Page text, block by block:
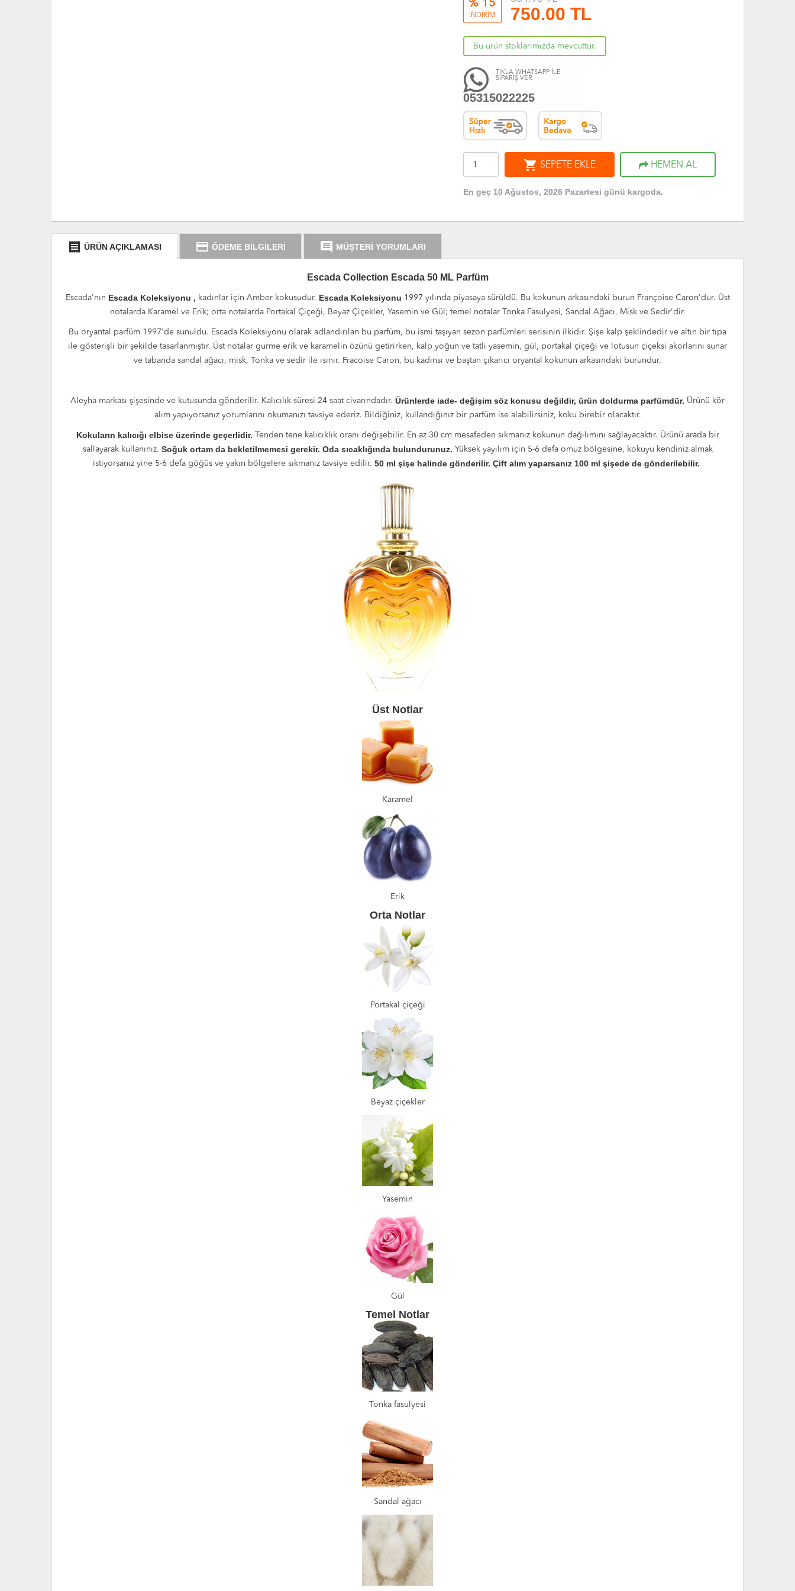
% 15
İNDİRİM 750.00 TL
Bu ürün stoklarımızda mevcuttur.
TIKLA WHATSAPP İLE
SİPARİŞ VER
05315022225
shopping_cart SEPETE EKLE HEMEN AL
En geç 10 Ağustos, 2026 Pazartesi günü kargoda.
receipt ÜRÜN AÇIKLAMASI credit_card ÖDEME BİLGİLERİ comment MÜŞTERİ YORUMLARI
Escada Collection Escada 50 ML Parfüm
Escada'nın Escada Koleksiyonu , kadınlar için Amber kokusudur. Escada Koleksiyonu 1997 yılında piyasaya sürüldü. Bu kokunun arkasındaki burun Françoise Caron'dur. Üst
notalarda Karamel ve Erik; orta notalarda Portakal Çiçeği, Beyaz Çiçekler, Yasemin ve Gül; temel notalar Tonka Fasulyesi, Sandal Ağacı, Misk ve Sedir'dir.
Bu oryantal parfüm 1997'de sunuldu. Escada Koleksiyonu olarak adlandırılan bu parfüm, bu ismi taşıyan sezon parfümleri serisinin ilkidir. Şişe kalp şeklindedir ve altın bir tıpa
ile gösterişli bir şekilde tasarlanmıştır. Üst notalar gurme erik ve karamelin özünü getirirken, kalp yoğun ve tatlı yasemin, gül, portakal çiçeği ve lotusun çiçeksi akorlarını sunar
ve tabanda sandal ağacı, misk, Tonka ve sedir ile ısınır. Fracoise Caron, bu kadınsı ve baştan çıkarıcı oryantal kokunun arkasındaki burundur.
Aleyha markası şişesinde ve kutusunda gönderilir. Kalıcılık süresi 24 saat civarındadır. Ürünlerde iade- değişim söz konusu değildir, ürün doldurma parfümdür. Ürünü kör
alım yapıyorsanız yorumlarını okumanızı tavsiye ederiz. Bildiğiniz, kullandığınız bir parfüm ise alabilirsiniz, koku birebir olacaktır.
Kokuların kalıcığı elbise üzerinde geçerlidir.
Tenden tene kalıcıklık oranı değişebilir. En az 30 cm mesafeden sıkmanız kokunun dağılımını sağlayacaktır. Ürünü arada bir
sallayarak kullanınız. Soğuk ortam da bekletilmemesi gerekir. Oda sıcaklığında bulundurunuz. Yüksek yayılım için 5-6 defa omuz bölgesine, kokuyu kendiniz almak
istiyorsanız yine 5-6 defa göğüs ve yakın bölgelere sıkmanız tavsiye edilir. 50 ml şişe halinde gönderilir. Çift alım yaparsanız 100 ml şişede de gönderilebilir.
Üst Notlar
Karamel
Erik
Orta Notlar
Portakal çiçeği
Beyaz çiçekler
Yasemin
Gül
Temel Notlar
Tonka fasulyesi
Sandal ağacı